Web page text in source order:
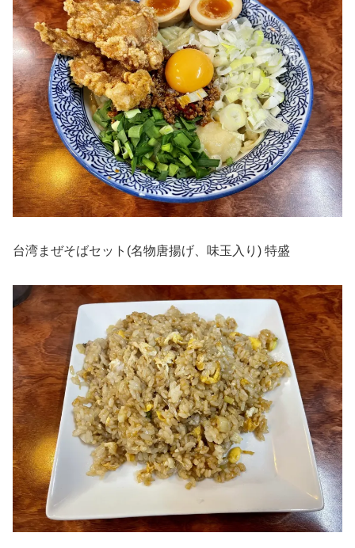
台湾まぜそばセット(名物唐揚げ、味玉入り) 特盛